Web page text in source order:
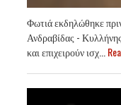
Φωτιά εκδηλώθηκε
Ανδραβίδας -
και επιχειρούν ισχ...